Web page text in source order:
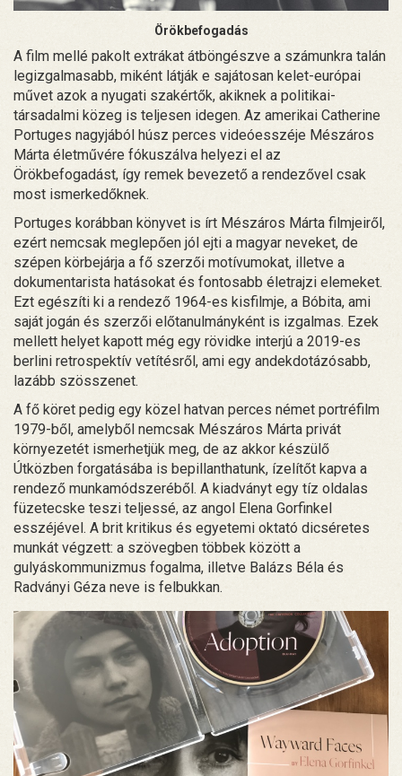
Örökbefogadás
A film mellé pakolt extrákat átböngészve a számunkra talán
legizgalmasabb, miként látják e sajátosan kelet-európai
művet azok a nyugati szakértők, akiknek a politikai-
társadalmi közeg is teljesen idegen. Az amerikai Catherine
Portuges nagyjából húsz perces videóesszéje Mészáros
Márta életművére fókuszálva helyezi el az
Örökbefogadást, így remek bevezető a rendezővel csak
most ismerkedőknek.
Portuges korábban könyvet is írt Mészáros Márta filmjeiről,
ezért nemcsak meglepően jól ejti a magyar neveket, de
szépen körbejárja a fő szerzői motívumokat, illetve a
dokumentarista hatásokat és fontosabb életrajzi elemeket.
Ezt egészíti ki a rendező 1964-es kisfilmje, a Bóbita, ami
saját jogán és szerzői előtanulmányként is izgalmas. Ezek
mellett helyet kapott még egy rövidke interjú a 2019-es
berlini retrospektív vetítésről, ami egy andekdotázósabb,
lazább szösszenet.
A fő köret pedig egy közel hatvan perces német portréfilm
1979-ből, amelyből nemcsak Mészáros Márta privát
környezetét ismerhetjük meg, de az akkor készülő
Útközben forgatásába is bepillanthatunk, ízelítőt kapva a
rendező munkamódszeréből. A kiadványt egy tíz oldalas
füzetecske teszi teljessé, az angol Elena Gorfinkel
esszéjével. A brit kritikus és egyetemi oktató dicséretes
munkát végzett: a szövegben többek között a
gulyáskommunizmus fogalma, illetve Balázs Béla és
Radványi Géza neve is felbukkan.